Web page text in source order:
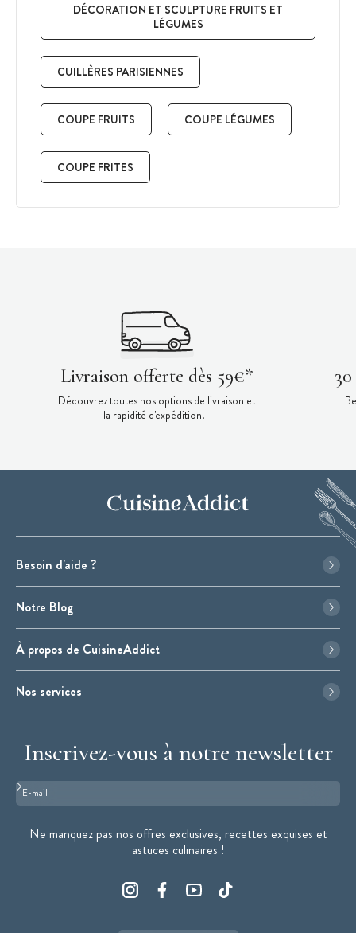
DÉCORATION ET SCULPTURE FRUITS ET
LÉGUMES
CUILLÈRES PARISIENNES
COUPE FRUITS COUPE LÉGUMES
COUPE FRITES
Livraison offerte dès 59€*
Découvrez toutes nos options de livraison et
la rapidité d'expédition.
Besoin d'aide ?
Notre Blog
À propos de CuisineAddict
Nos services
Inscrivez-vous à notre newsletter
Format : adresse@email.com
Ne manquez pas nos offres exclusives, recettes exquises et
astuces culinaires !